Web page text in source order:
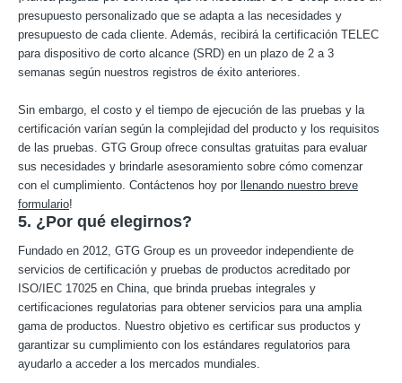
presupuesto personalizado que se adapta a las necesidades y
presupuesto de cada cliente. Además, recibirá la certificación TELEC
para dispositivo de corto alcance (SRD) en un plazo de 2 a 3
semanas según nuestros registros de éxito anteriores.
Sin embargo, el costo y el tiempo de ejecución de las pruebas y la
certificación varían según la complejidad del producto y los requisitos
de las pruebas. GTG Group ofrece consultas gratuitas para evaluar
sus necesidades y brindarle asesoramiento sobre cómo comenzar
con el cumplimiento. Contáctenos hoy por llenando nuestro breve
formulario!
5. ¿Por qué elegirnos?
Fundado en 2012, GTG Group es un proveedor independiente de
servicios de certificación y pruebas de productos acreditado por
ISO/IEC 17025 en China, que brinda pruebas integrales y
certificaciones regulatorias para obtener servicios para una amplia
gama de productos. Nuestro objetivo es certificar sus productos y
garantizar su cumplimiento con los estándares regulatorios para
ayudarlo a acceder a los mercados mundiales.